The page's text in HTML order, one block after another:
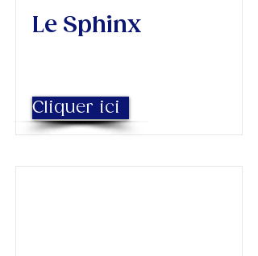
Le Sphinx
Cliquer ici